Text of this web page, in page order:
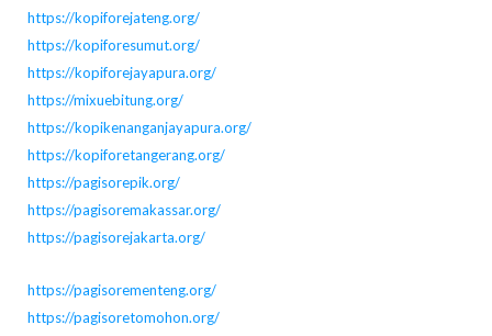
https://kopiforejateng.org/
https://kopiforesumut.org/
https://kopiforejayapura.org/
https://mixuebitung.org/
https://kopikenanganjayapura.org/
https://kopiforetangerang.org/
https://pagisorepik.org/
https://pagisoremakassar.org/
https://pagisorejakarta.org/
https://pagisorementeng.org/
https://pagisoretomohon.org/